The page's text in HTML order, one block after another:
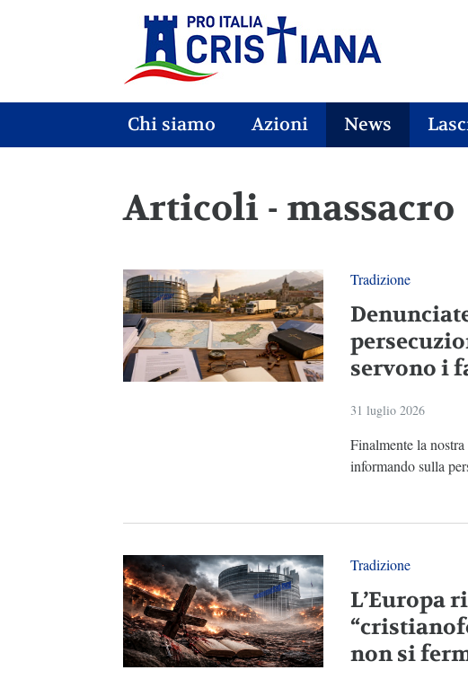
Chi siamo Azioni News
Articoli - massacro
Tradizione
servono i
31 luglio 2026
Finalmente la
informando sulla
Tradizione
L’Europa
non si